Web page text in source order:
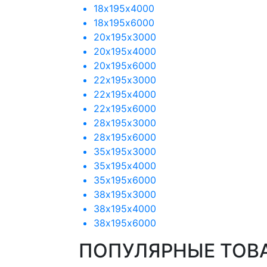
18х195х4000
18х195х6000
20х195х3000
20х195х4000
20х195х6000
22х195х3000
22х195х4000
22х195х6000
28х195х3000
28х195х6000
35х195х3000
35х195х4000
35х195х6000
38х195х3000
38х195х4000
38х195х6000
ПОПУЛЯРНЫЕ